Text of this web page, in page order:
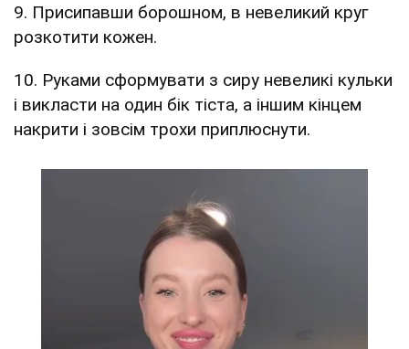
9. Присипавши борошном, в невеликий круг
розкотити кожен.
10. Руками сформувати з сиру невеликі кульки
і викласти на один бік тіста, а іншим кінцем
накрити і зовсім трохи приплюснути.